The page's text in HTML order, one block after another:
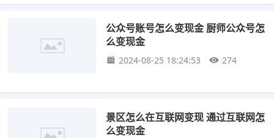
公众号账号怎么变现金 厨师公众号怎
么变现金
2024-08-25 18:24:53 274
景区怎么在互联网变现 通过互联网怎
么变现金